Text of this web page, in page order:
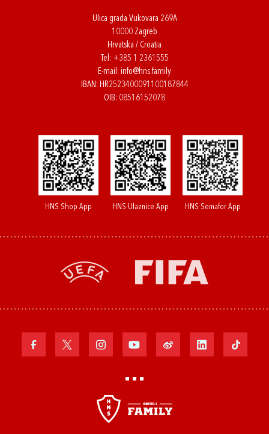
Ulica grada Vukovara 269A
10000 Zagreb
Hrvatska / Croatia
Tel: +385 1 2361555
E-mail: info@hns.family
IBAN: HR2523400091100187844
OIB: 08516152078
HNS Shop App HNS Ulaznice App HNS Semafor App